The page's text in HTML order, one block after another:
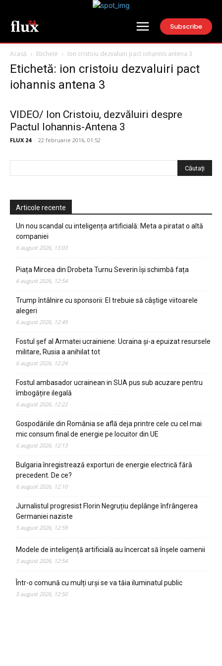
Subscribe
Acasă Etichete Ion cristoiu dezvaluiri pact iohannis antena 3
Etichetă: ion cristoiu dezvaluiri pact
iohannis antena 3
VIDEO/ Ion Cristoiu, dezvăluiri despre
Pactul Iohannis-Antena 3
FLUX 24 - 22 februarie 2016, 01:52
Articole recente
Un nou scandal cu inteligența artificială: Meta a piratat o altă
companiei
6 august 2026, 13:03
Piața Mircea din Drobeta Turnu Severin își schimbă fața
6 august 2026, 12:54
Trump întâlnire cu sponsorii: El trebuie să câștige viitoarele
alegeri
6 august 2026, 12:49
Fostul șef al Armatei ucrainiene: Ucraina și-a epuizat resursele
militare, Rusia a anihilat tot
6 august 2026, 12:24
Fostul ambasador ucrainean in SUA pus sub acuzare pentru
îmbogățire ilegală
6 august 2026, 12:22
Gospodăriile din România se află deja printre cele cu cel mai
mic consum final de energie pe locuitor din UE
6 august 2026, 12:13
Bulgaria înregistrează exporturi de energie electrică fără
precedent. De ce?
6 august 2026, 12:10
Jurnalistul progresist Florin Negruțiu deplânge înfrângerea
Germaniei naziste
5 august 2026, 12:59
Modele de inteligență artificială au încercat să înșele oamenii
5 august 2026, 12:54
Într-o comună cu mulți urși se va tăia iluminatul public
5 august 2026, 12:50